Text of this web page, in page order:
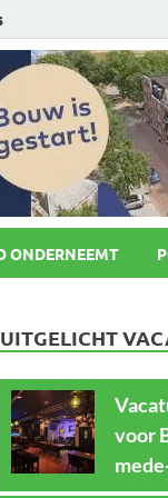
ONDERNEEMT
UITGELICHT
voor